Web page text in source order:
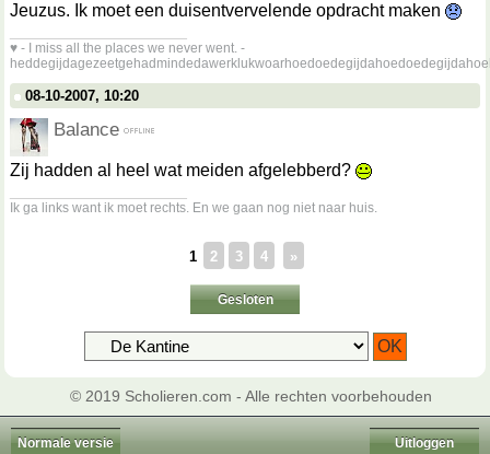
Jeuzus. Ik moet een duisentvervelende opdracht maken
♥ - I miss all the places we never went. -
08-10-2007, 10:20
Balance
Zij hadden al heel wat meiden afgelebberd?
Ik ga links want ik moet rechts. En we gaan nog niet naar huis.
1 2 3 4 »
Gesloten
© 2019 Scholieren.com - Alle rechten voorbehouden
Normale versie Uitloggen